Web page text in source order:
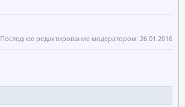
Последнее редактирование модератором: 26.01.2016